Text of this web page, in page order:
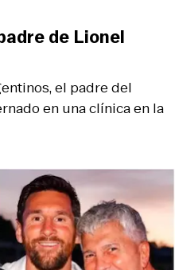
el padre del
en una clínica en la
de Lionel